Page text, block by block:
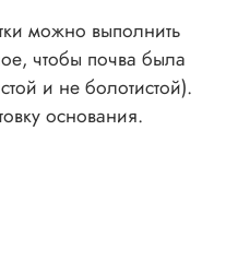
можно выполнить
чтобы почва была
и не болотистой).
основания.